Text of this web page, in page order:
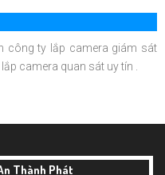
công ty lắp camera giám sát
camera quan sát uy tín .
Thành Phát